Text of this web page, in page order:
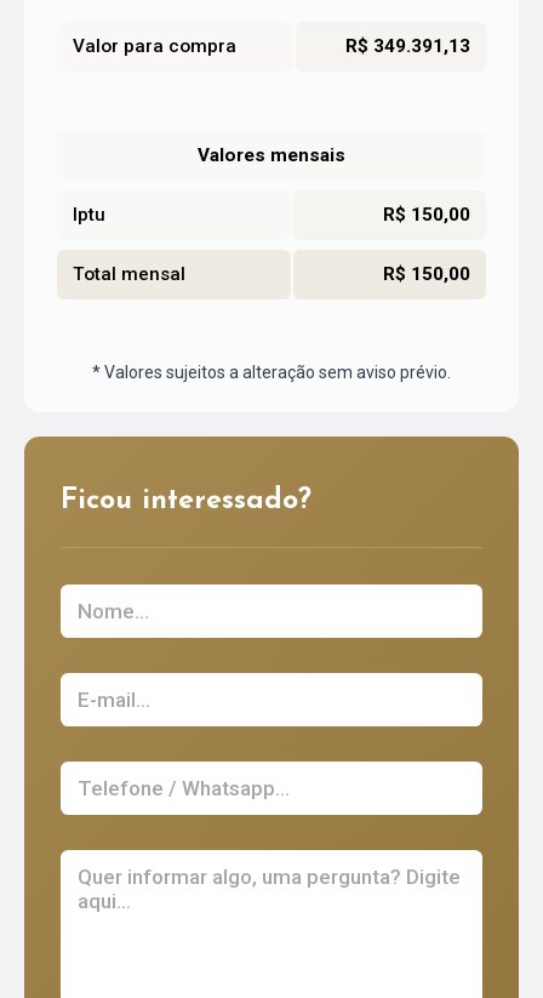
Valor para compra R$ 349.391,13
Valores mensais
Iptu R$ 150,00
Total mensal R$ 150,00
* Valores sujeitos a alteração sem aviso prévio.
Ficou interessado?